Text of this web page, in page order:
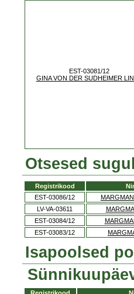
EST-03081/12
GINA VON DER SUDHEIMER
Otsesed
Registrikood
EST-03086/12
LV-VA-03611
EST-03084/12
EST-03083/12
Isapoolsed